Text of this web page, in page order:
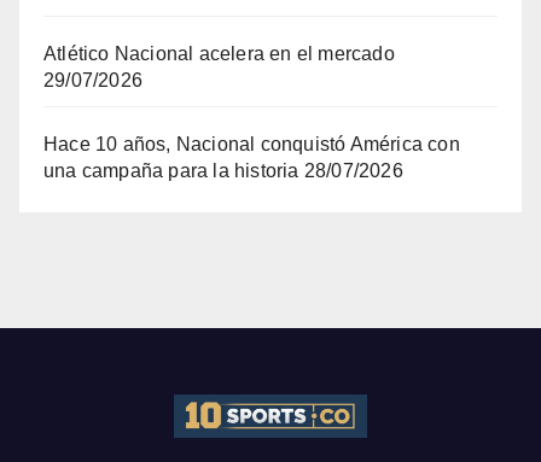
Atlético Nacional acelera en el mercado
29/07/2026
Hace 10 años, Nacional conquistó América con
una campaña para la historia 28/07/2026